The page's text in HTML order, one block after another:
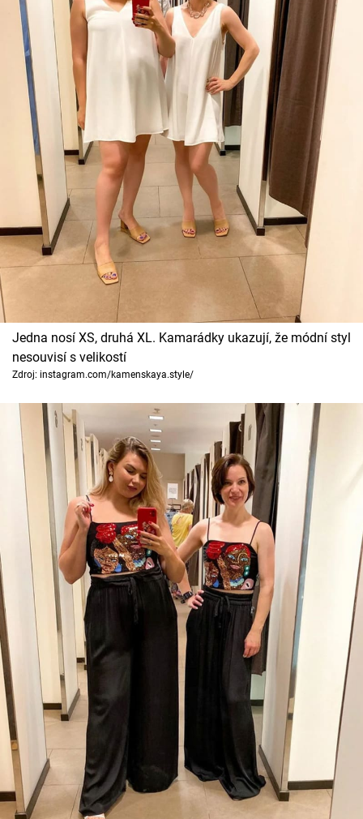
Jedna nosí XS, druhá XL. Kamarádky ukazují, že módní styl
nesouvisí s velikostí
Zdroj: instagram.com/kamenskaya.style/